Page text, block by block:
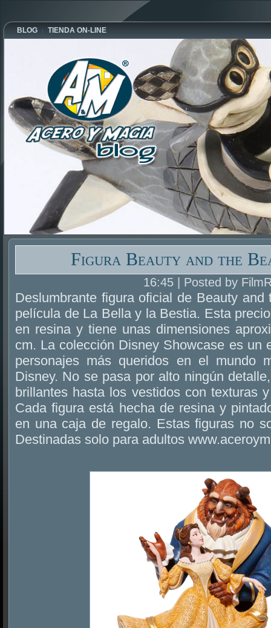
BLOG TIENDA ON-LINE
Figura Beauty and the
16:45 | Posted by
Deslumbrante figura oficial de Beauty
película de La Bella y la Bestia. Esta
en resina y tiene unas dimensiones
cm. La colección Disney Showcase es un
personajes más queridos en el mundo
Disney. No se pasa por alto ningún
brillantes hasta los vestidos con texturas
Cada figura está hecha de resina y
en una caja de regalo. Estas figuras no
Destinadas solo para adultos